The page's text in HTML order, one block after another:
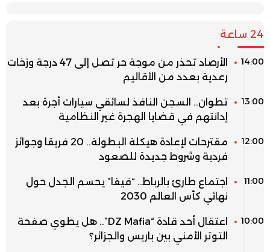
24 ساعة
14:00
الأرصاد تحذر من موجة حر تصل إلى 47 درجة وزخات
رعدية بعدد من الأقاليم
13:00
تطوان.. السجن النافذ لسائقي سيارات أجرة بعد
إدانتهم في قضايا الهجرة غير النظامية
12:00
مقترحات لإعادة هيكلة البطولة.. 20 فريقا وجوائز
فردية وشروط جديدة للصعود
11:00
اجتماع طارئ بالرباط.. “فيفا” يحسم الجدل حول
نهائي كأس العالم 2030
10:00
اعتقال أحد قادة “DZ Mafia”.. هل يطوي صفحة
التوتر الأمني بين باريس والجزائر؟